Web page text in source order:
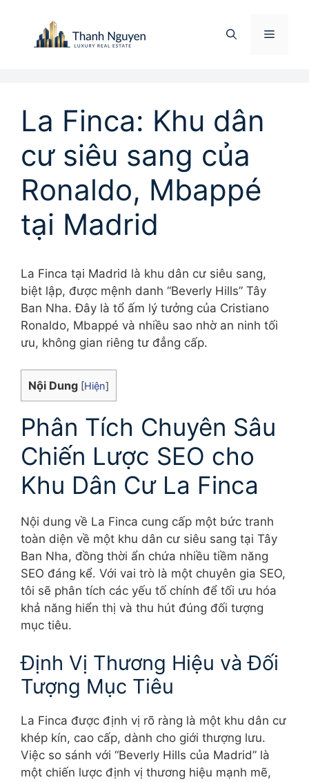
Menu
La Finca: Khu dân
cư siêu sang của
Ronaldo, Mbappé
tại Madrid
La Finca tại Madrid là khu dân cư siêu sang,
biệt lập, được mệnh danh “Beverly Hills” Tây
Ban Nha. Đây là tổ ấm lý tưởng của Cristiano
Ronaldo, Mbappé và nhiều sao nhờ an ninh tối
ưu, không gian riêng tư đẳng cấp.
Nội Dung [Hiện]
Phân Tích Chuyên Sâu
Chiến Lược SEO cho
Khu Dân Cư La Finca
Nội dung về La Finca cung cấp một bức tranh
toàn diện về một khu dân cư siêu sang tại Tây
Ban Nha, đồng thời ẩn chứa nhiều tiềm năng
SEO đáng kể. Với vai trò là một chuyên gia SEO,
tôi sẽ phân tích các yếu tố chính để tối ưu hóa
khả năng hiển thị và thu hút đúng đối tượng
mục tiêu.
Định Vị Thương Hiệu và Đối
Tượng Mục Tiêu
La Finca được định vị rõ ràng là một khu dân cư
khép kín, cao cấp, dành cho giới thượng lưu.
Việc so sánh với “Beverly Hills của Madrid” là
một chiến lược định vị thương hiệu mạnh mẽ,